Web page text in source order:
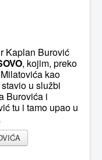
Kaplan Burović
, kojim, preko
kao
u službi
Burovića i
tu i tamo upao u